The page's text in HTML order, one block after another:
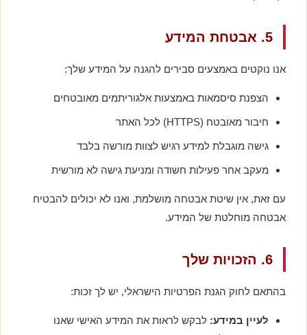
5. אבטחת המידע
אנו נוקטים באמצעים סבירים להגנה על המידע שלך:
הצפנת סיסמאות באמצעות אלגוריתמים מאובטחים
חיבור מאובטח (HTTPS) לכל האתר
גישה מוגבלת למידע רגיש לצוות מורשה בלבד
מעקב אחר פעילות חשודה ומניעת גישה לא מורשית
עם זאת, אין שיטת אבטחה מושלמת, ואנו לא יכולים להבטיח
אבטחה מוחלטת של המידע.
6. הזכויות שלך
בהתאם לחוק הגנת הפרטיות הישראלי, יש לך זכות:
לעיין במידע: לבקש לראות את המידע האישי שאנו